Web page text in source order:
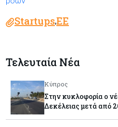
Startups,ΕΕ
Τελευταία Νέα
Κύπρος
Στην κυκλοφορία ο
Δεκέλειας μετά από